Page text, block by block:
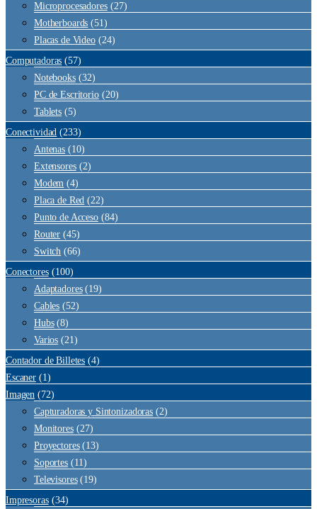
Microprocesadores (27)
Motherboards (51)
Placas de Video (24)
Computadoras (57)
Notebooks (32)
PC de Escritorio (20)
Tablets (5)
Conectividad (233)
Antenas (10)
Extensores (2)
Modem (4)
Placa de Red (22)
Punto de Acceso (84)
Router (45)
Switch (66)
Conectores (100)
Adaptadores (19)
Cables (52)
Hubs (8)
Varios (21)
Contador de Billetes (4)
Escaner (1)
Imagen (72)
Capturadoras y Sintonizadoras (2)
Monitores (27)
Proyectores (13)
Soportes (11)
Televisores (19)
Impresoras (34)